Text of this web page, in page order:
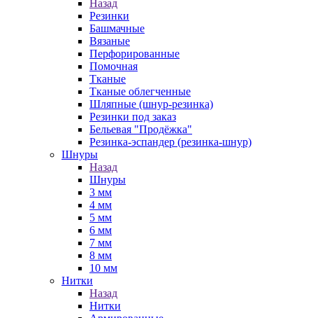
Назад
Резинки
Башмачные
Вязаные
Перфорированные
Помочная
Тканые
Тканые облегченные
Шляпные (шнур-резинка)
Резинки под заказ
Бельевая "Продёжка"
Резинка-эспандер (резинка-шнур)
Шнуры
Назад
Шнуры
3 мм
4 мм
5 мм
6 мм
7 мм
8 мм
10 мм
Нитки
Назад
Нитки